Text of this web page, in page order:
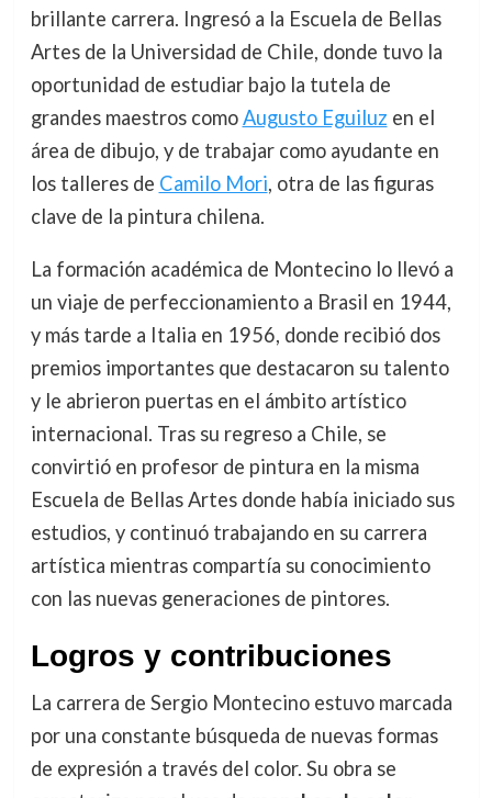
brillante carrera. Ingresó a la Escuela de Bellas
Artes de la Universidad de Chile, donde tuvo la
oportunidad de estudiar bajo la tutela de
grandes maestros comoAugusto Eguiluz en el
área de dibujo, y de trabajar como ayudante en
los talleres de Camilo Mori, otra de las figuras
clave de la pintura chilena.
La formación académica de Montecino lo llevó a
un viaje de perfeccionamiento a Brasil en 1944,
y más tarde a Italia en 1956, donde recibió dos
premios importantes que destacaron su talento
y le abrieron puertas en el ámbito artístico
internacional. Tras su regreso a Chile, se
convirtió en profesor de pintura en la misma
Escuela de Bellas Artes donde había iniciado sus
estudios, y continuó trabajando en su carrera
artística mientras compartía su conocimiento
con las nuevas generaciones de pintores.
Logros y contribuciones
La carrera de Sergio Montecino estuvo marcada
por una constante búsqueda de nuevas formas
de expresión a través del color. Su obra se